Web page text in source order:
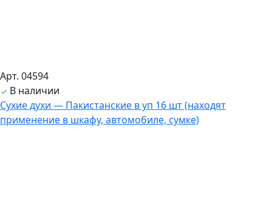
Арт. 04594
В наличии
Сухие духи — Пакистанские в уп 16 шт (находят
применение в шкафу, автомобиле, сумке)